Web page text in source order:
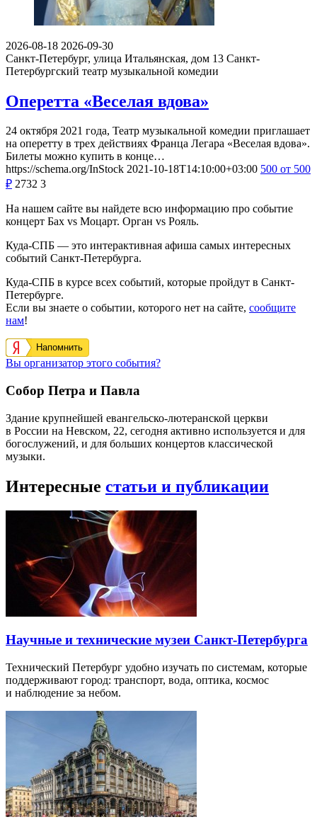
2026-08-18 2026-09-30
Санкт-Петербург, улица Итальянская, дом 13 Санкт-
Петербургский театр музыкальной комедии
Оперетта «Веселая вдова»
24 октября 2021 года, Театр музыкальной комедии приглашает
на оперетту в трех действиях Франца Легара «Веселая вдова».
Билеты можно купить в конце…
https://schema.org/InStock 2021-10-18T14:10:00+03:00 500 от 500
₽ 2732 3
На нашем сайте вы найдете всю информацию про событие
концерт Бах vs Моцарт. Орган vs Рояль.
Куда-СПБ — это интерактивная афиша самых интересных
событий Санкт-Петербурга.
Куда-СПБ в курсе всех событий, которые пройдут в Санкт-
Петербурге.
Если вы знаете о событии, которого нет на сайте, сообщите
нам!
Напомнить
Вы организатор этого события?
Собор Петра и Павла
Здание крупнейшей евангельско-лютеранской церкви
в России на Невском, 22, сегодня активно используется и для
богослужений, и для больших концертов классической
музыки.
Интересные статьи и публикации
Научные и технические музеи Санкт-Петербурга
Технический Петербург удобно изучать по системам, которые
поддерживают город: транспорт, вода, оптика, космос
и наблюдение за небом.